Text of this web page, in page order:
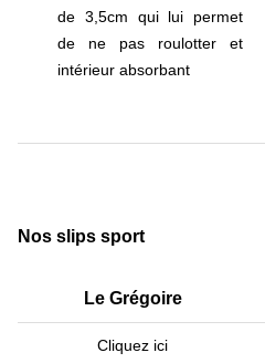
de 3,5cm qui lui permet
de ne pas roulotter et
intérieur absorbant
Nos slips sport
Le Grégoire
Cliquez ici